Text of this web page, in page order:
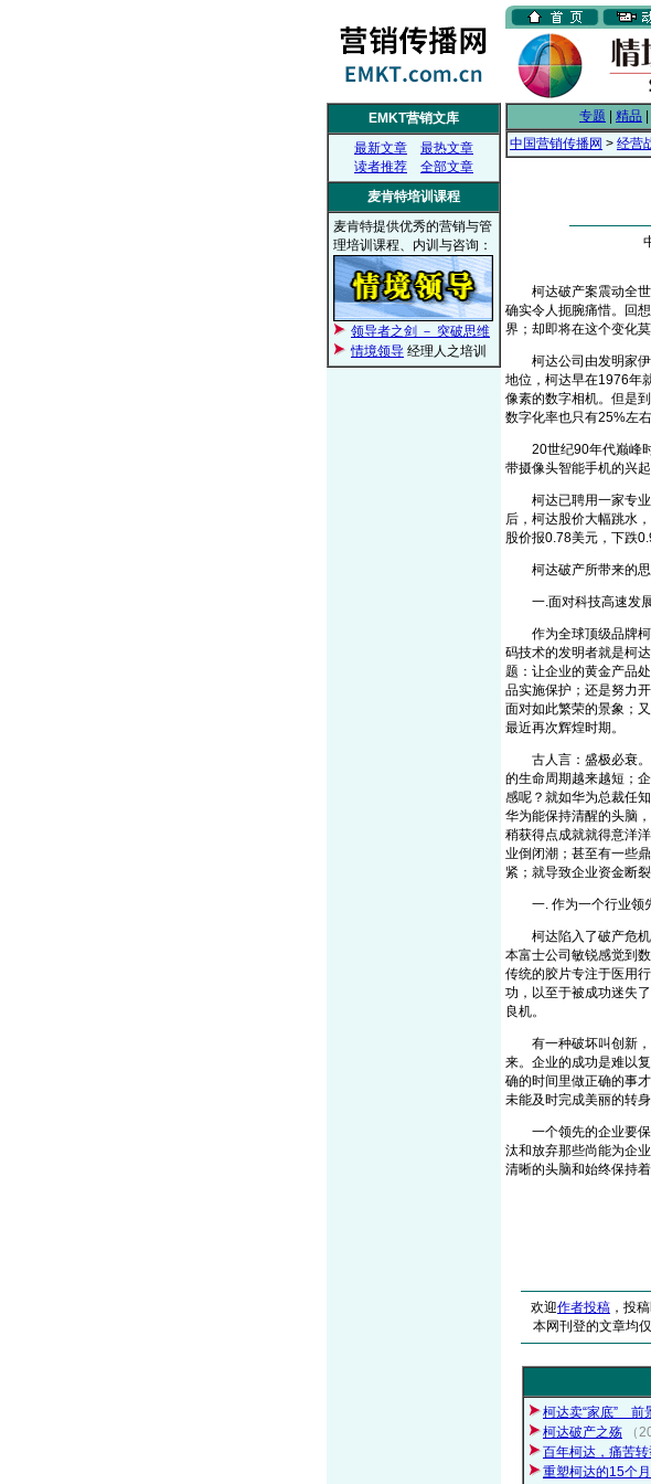
EMKT营销文库
最新文章
最热文章
读者推荐
全部文章
麦肯特培训课程
麦肯特提供优秀的营销与管
理培训课程、内训与咨询：
领导者之剑 － 突破思维
情境领导 经理人之培训
专题 精品
中国营销传播网 > 经营
柯达破产案震动全世
确实令人扼腕痛惜。回
界；却即将在这个变化
柯达公司由发明家伊
地位，柯达早在1976年
像素的数字相机。但是
数字化率也只有25%左
20世纪90年代巅峰时
带摄像头智能手机的兴
柯达已聘用一家专业
后，柯达股价大幅跳水
股价报0.78美元，下跌
柯达破产所带来的
一.面对科技高速发展
作为全球顶级品牌柯
码技术的发明者就是柯
题：让企业的黄金产品
品实施保护；还是努力
面对如此繁荣的景象；
最近再次辉煌时期。
古人言：盛极必衰。
的生命周期越来越短；
感呢？就如华为总裁任
华为能保持清醒的头脑
稍获得点成就就得意洋
业倒闭潮；甚至有一些
紧；就导致企业资金断裂
一. 作为一个行业领先
柯达陷入了破产危机
本富士公司敏锐感觉到
传统的胶片专注于医用
功，以至于被成功迷失
良机。
有一种破坏叫创新，
来。企业的成功是难以
确的时间里做正确的事
未能及时完成美丽的转
一个领先的企业要保
汰和放弃那些尚能为企
清晰的头脑和始终保持着
欢迎作者投稿 ，投
本网刊登的文章均
柯达卖“家底” 前
柯达破产之殇
（
百年柯达，痛苦转
重塑柯达的15个月